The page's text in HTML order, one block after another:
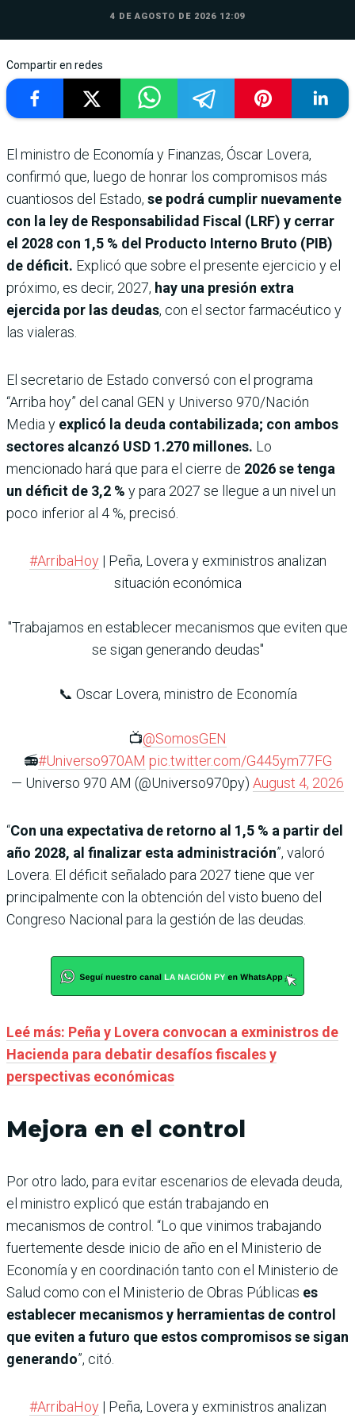
4 DE AGOSTO DE 2026 12:09
Compartir en redes
El ministro de Economía y Finanzas, Óscar Lovera,
confirmó que, luego de honrar los compromisos más
cuantiosos del Estado, se podrá cumplir nuevamente
con la ley de Responsabilidad Fiscal (LRF) y cerrar
el 2028 con 1,5 % del Producto Interno Bruto (PIB)
de déficit. Explicó que sobre el presente ejercicio y el
próximo, es decir, 2027, hay una presión extra
ejercida por las deudas, con el sector farmacéutico y
las vialeras.
El secretario de Estado conversó con el programa
“Arriba hoy” del canal GEN y Universo 970/Nación
Media y explicó la deuda contabilizada; con ambos
sectores alcanzó USD 1.270 millones. Lo
mencionado hará que para el cierre de 2026 se tenga
un déficit de 3,2 % y para 2027 se llegue a un nivel un
poco inferior al 4 %, precisó.
#ArribaHoy| Peña, Lovera y exministros analizan
situación económica
"Trabajamos en establecer mecanismos que eviten que
se sigan generando deudas"
📞 Oscar Lovera, ministro de Economía
📺@SomosGEN
📻#Universo970AM pic.twitter.com/G445ym77FG
— Universo 970 AM (@Universo970py) August 4, 2026
“Con una expectativa de retorno al 1,5 % a partir del
año 2028, al finalizar esta administración”, valoró
Lovera. El déficit señalado para 2027 tiene que ver
principalmente con la obtención del visto bueno del
Congreso Nacional para la gestión de las deudas.
Leé más: Peña y Lovera convocan a exministros de
Hacienda para debatir desafíos fiscales y
perspectivas económicas
Mejora en el control
Por otro lado, para evitar escenarios de elevada deuda,
el ministro explicó que están trabajando en
mecanismos de control. “Lo que vinimos trabajando
fuertemente desde inicio de año en el Ministerio de
Economía y en coordinación tanto con el Ministerio de
Salud como con el Ministerio de Obras Públicas es
establecer mecanismos y herramientas de control
que eviten a futuro que estos compromisos se sigan
generando”, citó.
#ArribaHoy| Peña, Lovera y exministros analizan